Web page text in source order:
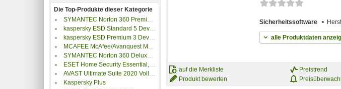
Die Top-Produkte dieser Kategorie
SYMANTEC Norton 360 Premium, 1 User, 10 Geräte, inkl. 75GB, Box
kaspersky ESD Standard 5 Device 2 Year
kaspersky ESD Premium 3 Device 1 Year
MCAFEE McAfee/Avanquest McAfee Internet Security 3 Device (Code in a Box)
SYMANTEC Norton 360 Deluxe 25GB GE 1 U 3 DEV 12MO STD RET ENR MM IN (21395039)
ESET Home Security Essential, 10 User, 1
AVAST Ultimate Suite 2020 Vollversion Sofortdownload 10 Geräte 2 Jahre AVASTULTI10PC2J
Kaspersky Plus
Sicherheitssoftware
alle Produktdaten
auf die Merkliste
Produkt bewerten
Preistrend